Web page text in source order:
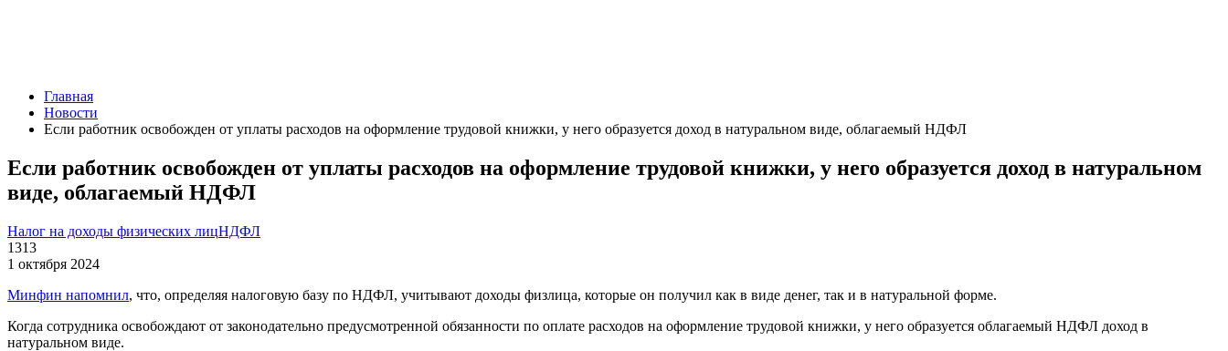
Главная
Новости
Если работник освобожден от уплаты расходов на оформление трудовой книжки, у него образуется доход в натуральном виде, облагаемый НДФЛ
Если работник освобожден от уплаты расходов на оформление трудовой книжки, у него образуется доход в натуральном
виде, облагаемый НДФЛ
Налог на доходы физических лицНДФЛ
1313
1 октября 2024
Минфин напомнил, что, определяя налоговую базу по НДФЛ, учитывают доходы физлица, которые он получил как в виде денег, так и в натуральной форме.
Когда сотрудника освобождают от законодательно предусмотренной обязанности по оплате расходов на оформление трудовой книжки, у него образуется облагаемый НДФЛ доход в
натуральном виде.